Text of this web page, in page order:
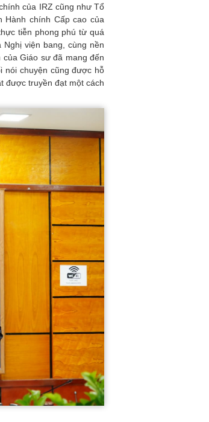
của IRZ cũng như Tổ
chính Cấp cao của
tiễn phong phú từ quá
viện bang, cùng nền
Giáo sư đã mang đến
nói chuyện cũng được hỗ
được truyền đạt một cách